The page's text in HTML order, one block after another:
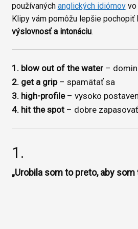
Prihlásiť
používaných anglických idiómovvo
Klipy vám pomôžu lepšie pochopiť
výslovnosť a intonáciu.
1. blow out of the water–
2. get a grip– spamätať sa
3. high-profile– vysoko
4. hit the spot– dobre
1.
„Urobila som to preto, aby som